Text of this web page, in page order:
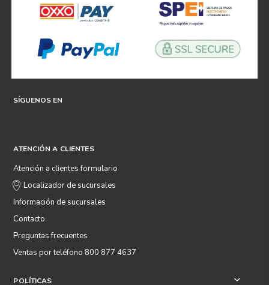
SÍGUENOS EN
ATENCIÓN A CLIENTES
Atención a clientes formulario
Localizador de sucursales
Información de sucursales
Contacto
Preguntas frecuentes
Ventas por teléfono 800 877 4637
POLÍTICAS +